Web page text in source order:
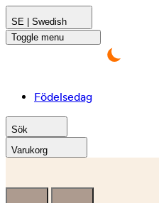
SE | Swedish
Toggle menu
Födelsedag
Sök
Varukorg